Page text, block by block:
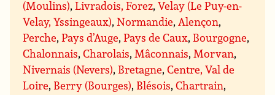
(Moulins),Livradois, Forez,Velay (Le Puy-en-
Velay, Yssingeaux),Normandie, Alençon,
Perche,Pays d’Auge,Pays de Caux, Bourgogne,
Chalonnais,Charolais, Mâconnais, Morvan,
Nivernais (Nevers), Bretagne,Centre, Val de
Loire, Berry (Bourges), Blésois,Chartrain,